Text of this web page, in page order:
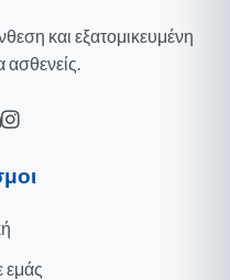
και εξατομικευμένη
ασθενείς.
εμάς